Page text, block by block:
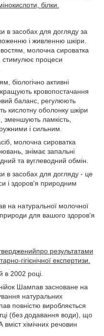
білки.
в засобах для догляду за
і живленню шкіри.
молочна сироватка
стимулює процеси
біологічно активні
кровопостачання
баланс, регулюють
кислотну оболонку шкіри
зменшують ламкість,
і сильним.
молочна сироватка
знімає запальні
та вуглеводний обмін.
в засобах для догляду - це
і здоров'я природним
на натуральної молочної
для вашого здоров'я
про результатами
гігієнічної експертизи.
2002 році.
Шампав засноване на
натуральних
повністю виробляється
(без додавання води), що
вміст хімічних речовин